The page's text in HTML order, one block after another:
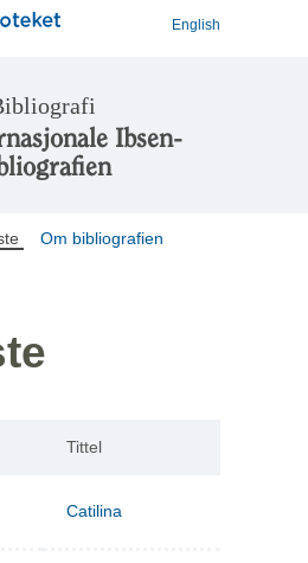
English
Ibsen-
Om bibliografien
Tittel
Catilina